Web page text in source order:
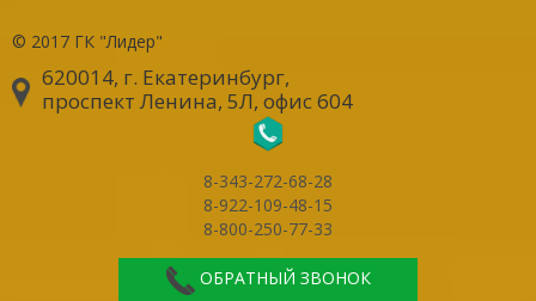
© 2017 ГК "Лидер"
620014, г. Екатеринбург,
проспект Ленина, 5Л, офис 604
8-343-272-68-28
8-922-109-48-15
8-800-250-77-33
ОБРАТНЫЙ ЗВОНОК